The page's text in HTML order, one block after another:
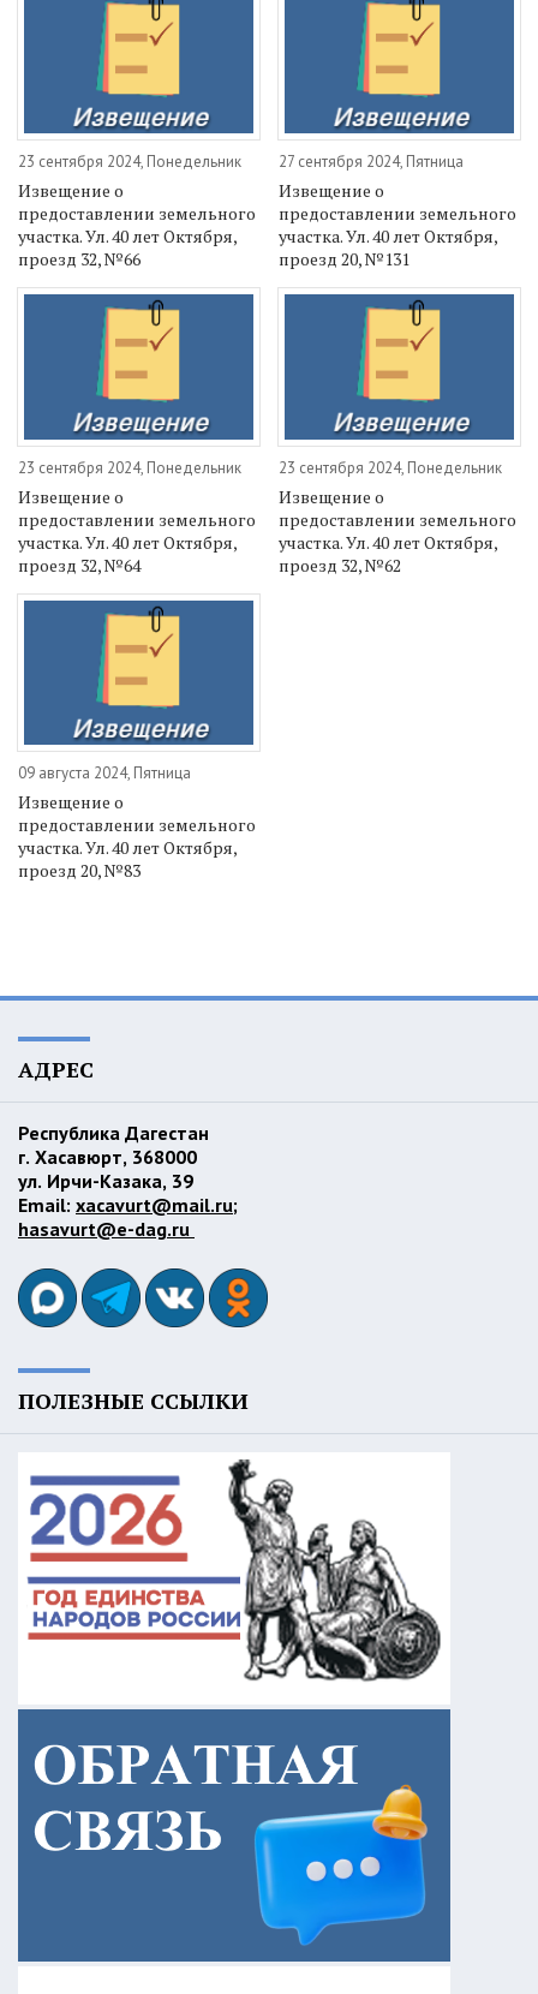
23 сентября 2024, Понедельник
Извещение о
предоставлении земельного
участка. Ул. 40 лет Октября,
проезд 32, №66
27 сентября 2024, Пятница
Извещение о
предоставлении земельного
участка. Ул. 40 лет Октября,
проезд 20, №131
23 сентября 2024, Понедельник
Извещение о
предоставлении земельного
участка. Ул. 40 лет Октября,
проезд 32, №64
23 сентября 2024, Понедельник
Извещение о
предоставлении земельного
участка. Ул. 40 лет Октября,
проезд 32, №62
09 августа 2024, Пятница
Извещение о
предоставлении земельного
участка. Ул. 40 лет Октября,
проезд 20, №83
АДРЕС
Республика Дагестан
г. Хасавюрт, 368000
ул. Ирчи-Казака, 39
Email: xacavurt@mail.ru;
hasavurt@e-dag.ru
ПОЛЕЗНЫЕ ССЫЛКИ